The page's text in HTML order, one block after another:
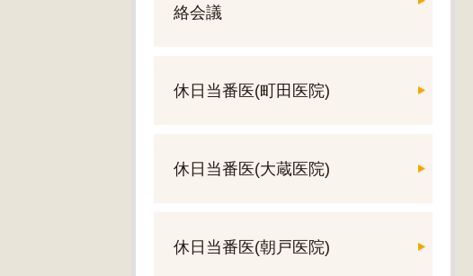
絡会議
休日当番医(町田医院)
休日当番医(大蔵医院)
休日当番医(朝戸医院)